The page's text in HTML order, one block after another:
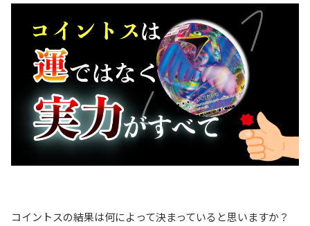
コイントスの結果は何によって決まっていると思いますか？